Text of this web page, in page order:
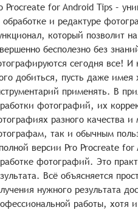
Procreate for Android Tips –
обработке и редактуре
который позволит
бесполезно без
сегодня все!
добиться, пусть даже
применять. В
фотографий, их
разного качества
так и обычным
версии Pro Procreate
фотографий. Это
Всё объясняется
нужного результата
работы, хотя